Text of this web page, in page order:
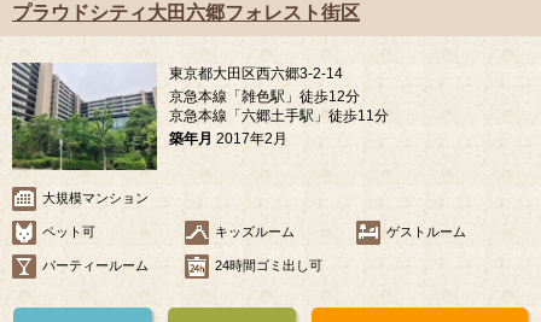
プラウドシティ大田六郷フォレスト街区
東京都大田区西六郷3-2-14
京急本線「雑色駅」徒歩12分
京急本線「六郷土手駅」徒歩11分
築年月 2017年2月
大規模マンション
ペット可 キッズルーム ゲストルーム
パーティールーム 24時間ゴミ出し可